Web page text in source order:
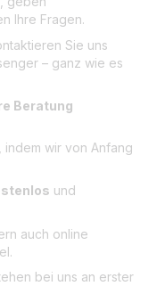
Ihre Fragen.
Sie uns
– ganz wie es
Beratung
indem wir von Anfang
und
auch online
bei uns an erster